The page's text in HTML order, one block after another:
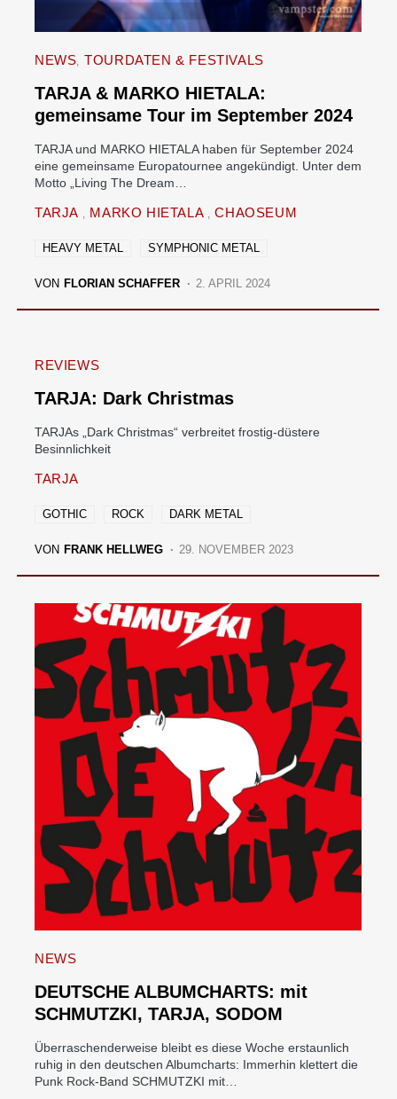
NEWS TOURDATEN & FESTIVALS
TARJA & MARKO HIETALA:
gemeinsame Tour im September 2024
TARJA und MARKO HIETALA haben für September 2024
eine gemeinsame Europatournee angekündigt. Unter dem
Motto „Living The Dream…
TARJA MARKO HIETALA CHAOSEUM
HEAVY METAL SYMPHONIC METAL
VON FLORIAN SCHAFFER 2. APRIL 2024
REVIEWS
TARJA: Dark Christmas
TARJAs „Dark Christmas“ verbreitet frostig-düstere
Besinnlichkeit
TARJA
GOTHIC ROCK DARK METAL
VON FRANK HELLWEG 29. NOVEMBER 2023
NEWS
DEUTSCHE ALBUMCHARTS: mit
SCHMUTZKI, TARJA, SODOM
Überraschenderweise bleibt es diese Woche erstaunlich
ruhig in den deutschen Albumcharts: Immerhin klettert die
Punk Rock-Band SCHMUTZKI mit…